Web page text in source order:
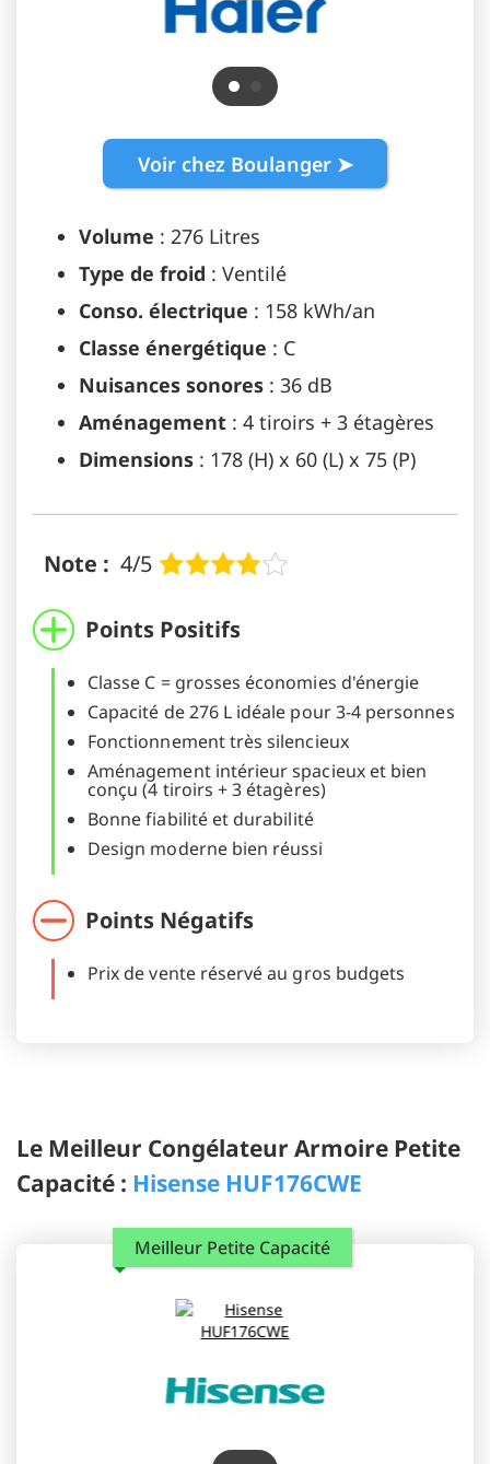
Volume : 276 Litres
Type de froid : Ventilé
Conso. électrique : 158 kWh/an
Classe énergétique : C
Nuisances sonores: 36 dB
Aménagement: 4 tiroirs + 3 étagères
Dimensions: 178 (H) x 60 (L) x 75 (P)
Voir chez Boulanger ➤
Note : 4/5
Points Positifs
Classe C = grosses économies d'énergie
Capacité de 276 L idéale pour 3-4 personnes
Fonctionnement très silencieux
Aménagement intérieur spacieux et bien
conçu (4 tiroirs + 3 étagères)
Bonne fiabilité et durabilité
Design moderne bien réussi
Points Négatifs
Prix de vente réservé au gros budgets
Le Meilleur Congélateur Armoire Petite
Capacité : Hisense HUF176CWE
Meilleur Petite Capacité